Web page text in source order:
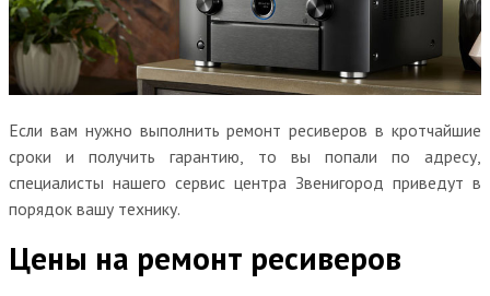
Если вам нужно выполнить ремонт ресиверов в кротчайшие
сроки и получить гарантию, то вы попали по адресу,
специалисты нашего сервис центра Звенигород приведут в
порядок вашу технику.
Цены на ремонт ресиверов